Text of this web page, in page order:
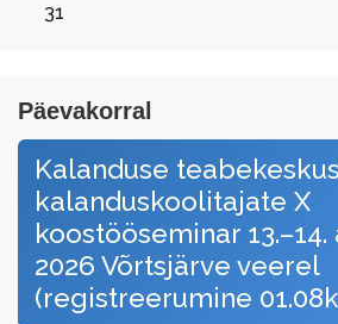
31
Päevakorral
Kalanduse
kalanduskoolitajate X
koostööseminar
2026 Võrtsjärve veerel
(registreerumine